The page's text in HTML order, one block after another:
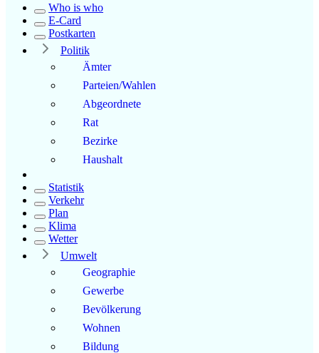
Who is who
E-Card
Postkarten
Politik
Ämter
Parteien/Wahlen
Abgeordnete
Rat
Bezirke
Haushalt
Statistik
Verkehr
Plan
Klima
Wetter
Umwelt
Geographie
Gewerbe
Bevölkerung
Wohnen
Bildung